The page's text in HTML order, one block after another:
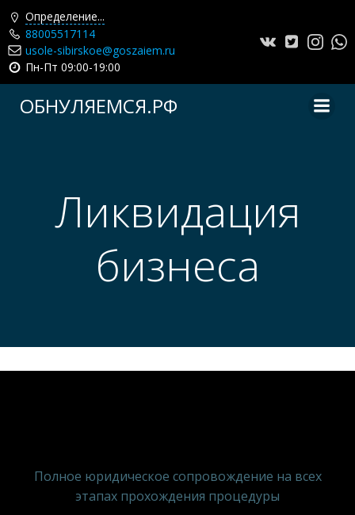
Определение...
88005517114
usole-sibirskoe@goszaiem.ru
Пн-Пт 09:00-19:00
ОБНУЛЯЕМСЯ.РФ
Ликвидация
бизнеса
Полное юридическое сопровождение на всех
этапах прохождения процедуры